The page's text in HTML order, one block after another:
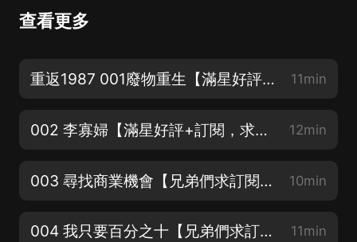
查看更多
重返1987 001廢物重生【滿星好評+訂閱，求兄弟多多支持】 11min
002 李寡婦【滿星好評+訂閱，求兄弟多多支持】 12min
003 尋找商業機會【兄弟們求訂閱，猛更不停】 10min
004 我只要百分之十【兄弟們求訂閱，猛更不停】 11min